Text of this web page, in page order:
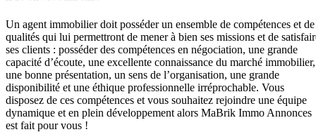
Un agent immobilier doit posséder un ensemble de compétences et de
qualités qui lui permettront de mener à bien ses missions et de
ses clients : posséder des compétences en négociation, une grande
capacité d’écoute, une excellente connaissance du marché immobilier,
une bonne présentation, un sens de l’organisation, une grande
disponibilité et une éthique professionnelle irréprochable. Vous
disposez de ces compétences et vous souhaitez rejoindre une équipe
dynamique et en plein développement alors MaBrik Immo Annonces
est fait pour vous !